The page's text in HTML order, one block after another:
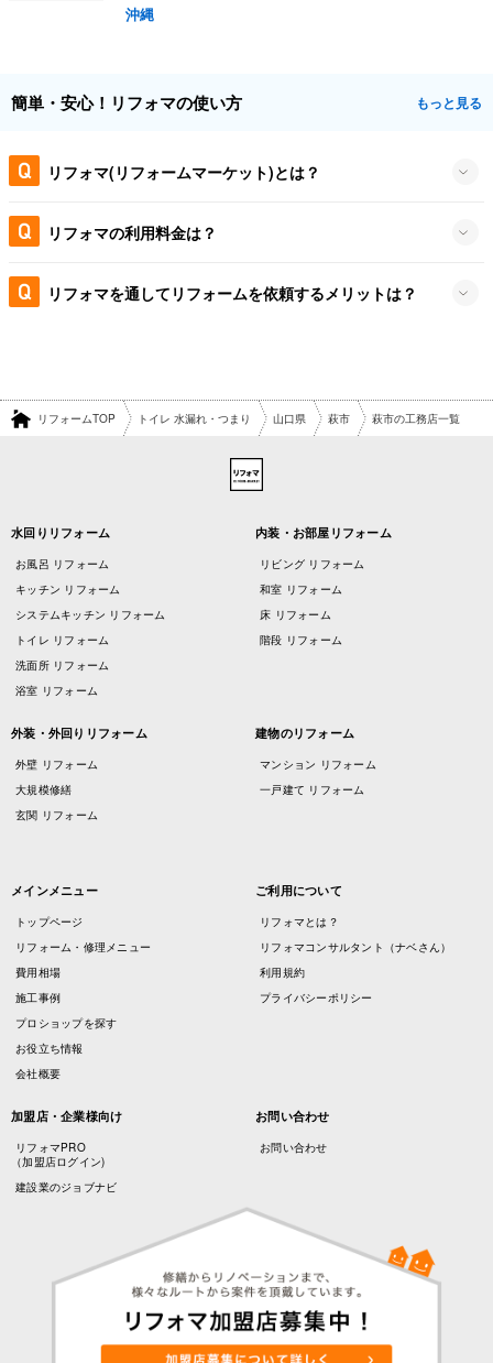
沖縄
簡単・安心！リフォマの使い方 もっと見る
リフォマ(リフォームマーケット)とは？
リフォマの利用料金は？
リフォマを通してリフォームを依頼するメリットは？
リフォームTOP トイレ 水漏れ・つまり 山口県 萩市 萩市の工務店一覧
水回りリフォーム
お風呂 リフォーム
キッチン リフォーム
システムキッチン リフォーム
トイレ リフォーム
洗面所 リフォーム
浴室 リフォーム
内装・お部屋リフォーム
リビング リフォーム
和室 リフォーム
床 リフォーム
階段 リフォーム
外装・外回りリフォーム
外壁 リフォーム
大規模修繕
玄関 リフォーム
建物のリフォーム
マンション リフォーム
一戸建て リフォーム
メインメニュー
トップページ
リフォーム・修理メニュー
費用相場
施工事例
プロショップを探す
お役立ち情報
会社概要
ご利用について
リフォマとは？
リフォマコンサルタント（ナベさん）
利用規約
プライバシーポリシー
加盟店・企業様向け
リフォマPRO
（加盟店ログイン)
建設業のジョブナビ
お問い合わせ
お問い合わせ